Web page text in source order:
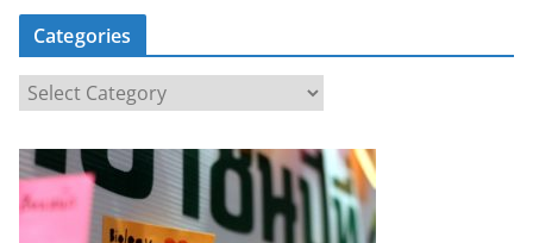
Categories
a
t
e
g